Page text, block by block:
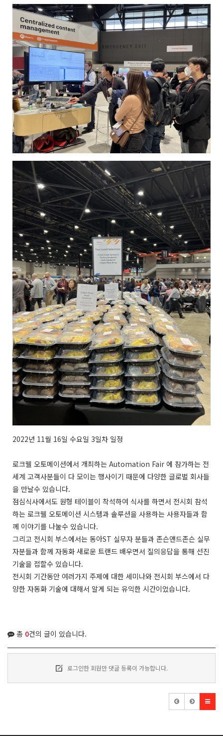
2022년 11월 16일 수요일 3일차 일정
로크웰 오토메이션에서 개최하는 Automation Fair 에 참가하는 전
세계 고객사분들이 다 모이는 행사이기 때문에 다양한 글로벌 회사들
을 만날수 있습니다.
점심식사에서도 원형 테이블이 착석하여 식사를 하면서 전시회 참석
하는 로크웰 오토메이션 시스템과 솔루션을 사용하는 사용자들과 함
께 이야기를 나눌수 있습니다.
그리고 전시회 부스에서는 동아ST 실무자 분들과 존슨앤드존슨 실무
자분들과 함께 자동화 새로운 트랜드 배우면서 질의응답을 통해 선진
기술을 접할수 있습니다.
전시회 기간동안 여러가지 주제에 대한 세미나와 전시회 부스에서 다
양한 자동화 기술에 대해서 알게 되는 유익한 시간이었습니다.
총 0건의 글이 있습니다.
로그인한 회원만 댓글 등록이 가능합니다.